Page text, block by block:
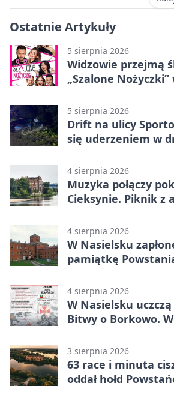
Ostatnie Artykuły
5 sierpnia 2026
Widzowie przejmą
„Szalone
5 sierpnia 2026
Drift na ulicy
się uderzeniem w
4 sierpnia 2026
Muzyka połączy
Cieksynie. Piknik z
4 sierpnia 2026
W Nasielsku
pamiątkę
4 sierpnia 2026
W Nasielsku
Bitwy o Borkowo.
3 sierpnia 2026
63 race i minuta
oddał hołd